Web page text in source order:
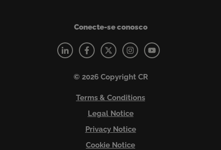
Conecte-se conosco
© 2026 Copyright CR
Terms & Conditions
Legal Notice
Privacy Notice
Cookie Notice